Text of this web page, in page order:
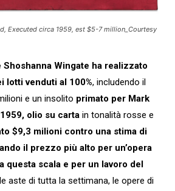
Executed circa 1959, est $5-7 million_Courtesy
Shoshanna Wingate ha realizzato
lotti venduti al 100%, includendo il
e un insolito primato per Mark
olio su carta in tonalità rosse e
$9,3 milioni contro una stima di
il prezzo più alto per un’opera
questa scala e per un lavoro del
aste di tutta la settimana, le opere di